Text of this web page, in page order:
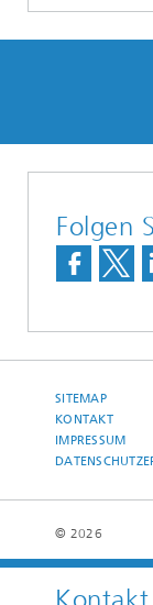
Folgen
SITEMAP
KONTAKT
IMPRESSUM
© 2026